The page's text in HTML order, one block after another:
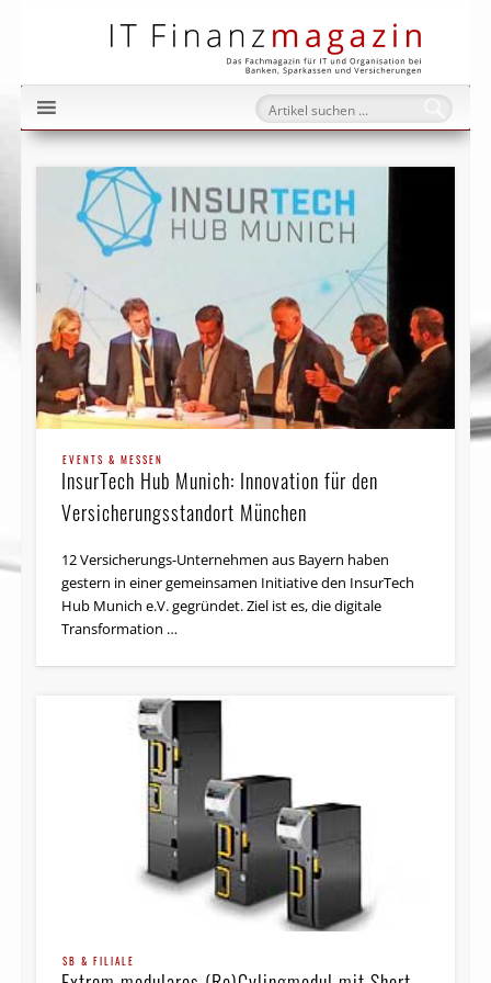
EVENTS & MESSEN
InsurTech Hub Munich: Innovation für den
Versicher­ungsstandort München
12 Versicherungs-Unternehmen aus Bayern haben
gestern in einer gemeinsamen Initiative den InsurTech
Hub Munich e.V. gegründet. Ziel ist es, die digitale
Transformation …
SB & FILIALE